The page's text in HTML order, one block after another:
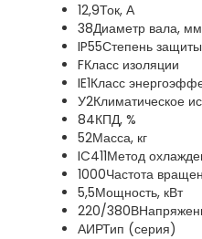
12,9Ток, А
38Диаметр вала, мм
IP55Степень защиты
FКласс изоляции
IE1Класс
У2Климатическое
84КПД, %
52Масса, кг
IC411Метод
1000Частота
5,5Мощность, кВт
220/380В
АИРТип (серия)